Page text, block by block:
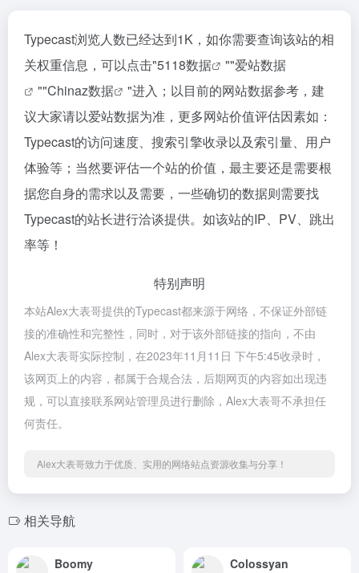
Typecast浏览人数已经达到1K，如你需要查询该站的相
关权重信息，可以点击"5118数据 ""爱站数据
""Chinaz数据
"进入；以目前的网站数据参考，建
议大家请以爱站数据为准，更多网站价值评估因素如：
Typecast的访问速度、搜索引擎收录以及索引量、用户
体验等；当然要评估一个站的价值，最主要还是需要根
据您自身的需求以及需要，一些确切的数据则需要找
Typecast的站长进行洽谈提供。如该站的IP、PV、跳出
率等！
特别声明
本站Alex大表哥提供的Typecast都来源于网络，不保证外部链
接的准确性和完整性，同时，对于该外部链接的指向，不由
Alex大表哥实际控制，在2023年11月11日 下午5:45收录时，
该网页上的内容，都属于合规合法，后期网页的内容如出现违
规，可以直接联系网站管理员进行删除，Alex大表哥不承担任
何责任。
Alex大表哥致力于优质、实用的网络站点资源收集与分享！
相关导航
Boomy Colossyan